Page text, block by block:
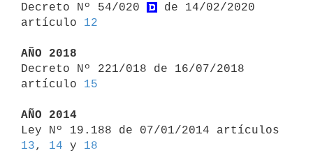
Decreto Nº 54/020
de 14/02/2020
artículo 12
AÑO 2018
Decreto Nº 221/018 de 16/07/2018
artículo 15
AÑO 2014
13, 14 y 18